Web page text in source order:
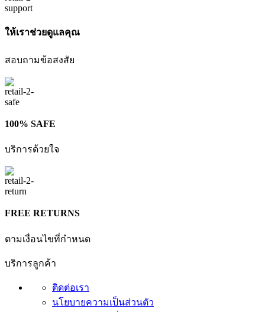
ให้เราช่วยดูแลคุณ
สอบถามข้อสงสัย
100% SAFE
บริการด้วยใจ
FREE RETURNS
ตามเงื่อนไขที่กำหนด
บริการลูกค้า
ติดต่อเรา
นโยบายความเป็นส่วนตัว